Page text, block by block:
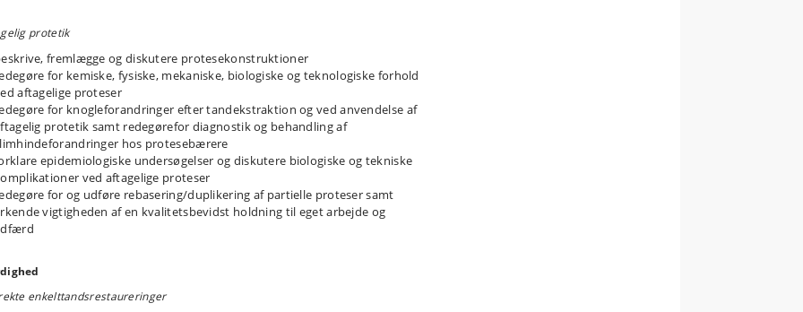
protetik
fremlægge og diskutere protesekonstruktioner
for kemiske, fysiske, mekaniske, biologiske og teknologiske forhold
aftagelige proteser
for knogleforandringer efter tandekstraktion og ved anvendelse af
protetik samt redegørefor diagnostik og behandling af
hos protesebærere
epidemiologiske undersøgelser og diskutere biologiske og tekniske
ved aftagelige proteser
for og udføre rebasering/duplikering af partielle proteser samt
vigtigheden af en kvalitetsbevidst holdning til eget arbejde og
enkelttandsrestaureringer